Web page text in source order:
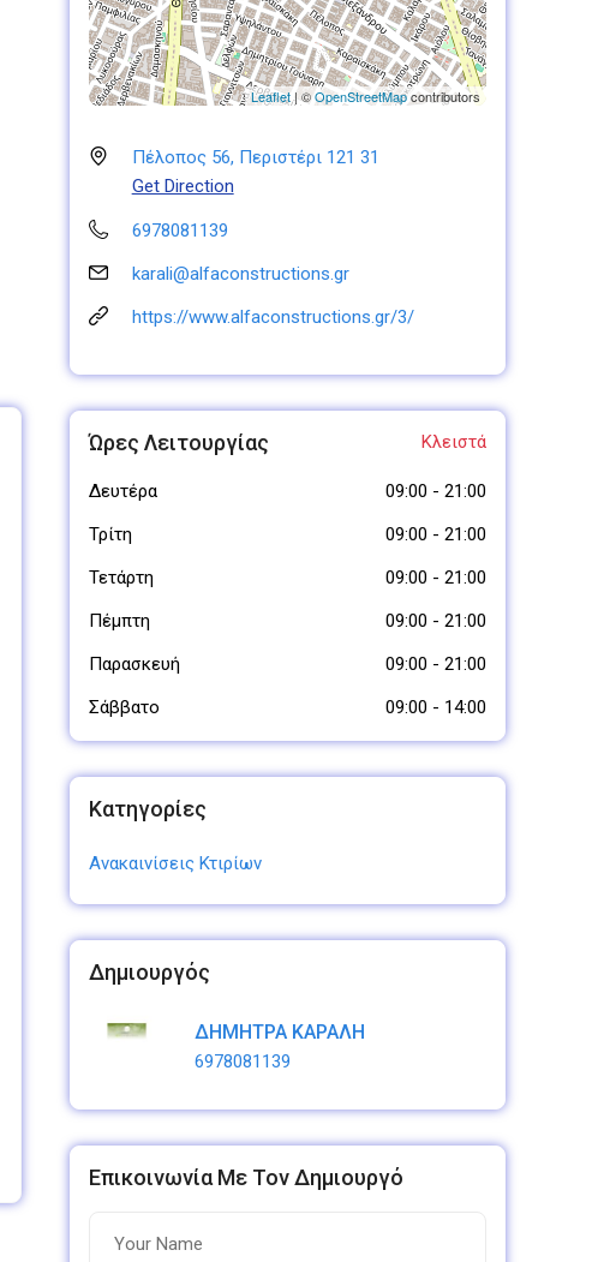
Leaflet| ©OpenStreetMapcontributors
Πέλοπος 56, Περιστέρι 121 31
Get Direction
6978081139
karali@alfaconstructions.gr
https://www.alfaconstructions.gr/3/
Ώρες Λειτουργίας Κλειστά
Δευτέρα 09:00 - 21:00
Τρίτη
09:00 - 21:00
Τετάρτη
09:00 - 21:00
Πέμπτη
09:00 - 21:00
Παρασκευή
09:00 - 21:00
Σάββατο
09:00 - 14:00
Κατηγορίες
Ανακαινίσεις Κτιρίων
Δημιουργός
ΔΗΜΗΤΡΑ ΚΑΡΑΛΗ
6978081139
Επικοινωνία Με Τον Δημιουργό